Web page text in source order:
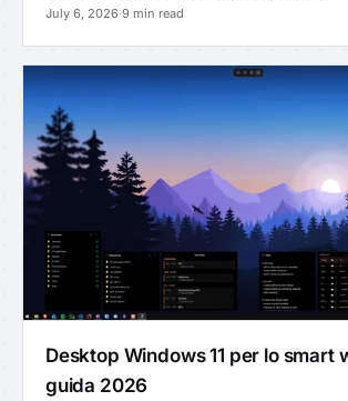
July 6, 2026·9 min read
Desktop Windows 11 per lo smart
guida 2026